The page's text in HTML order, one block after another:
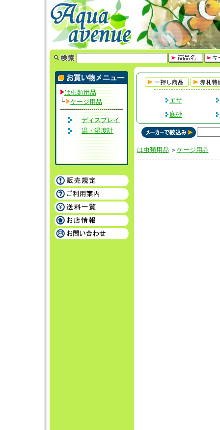
は虫類用品
ケージ用品
ディスプレイ
温・湿度計
エサ
底砂
は虫類用品 ＞ ケージ用品